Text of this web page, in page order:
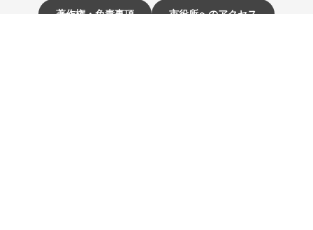
著作権・免責事項 市役所へのアクセス